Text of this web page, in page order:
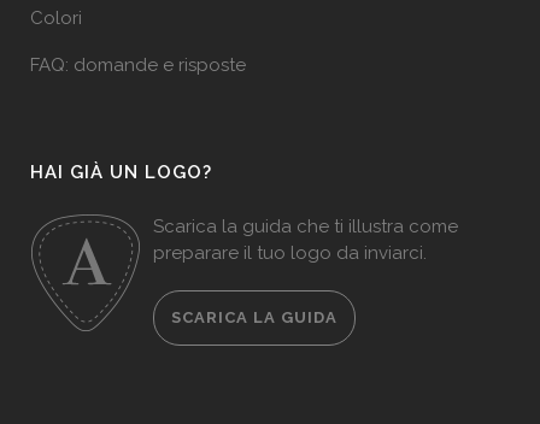
Colori
FAQ: domande e risposte
HAI GIÀ UN LOGO?
Scarica la guida che ti illustra come
preparare il tuo logo da inviarci.
SCARICA LA GUIDA